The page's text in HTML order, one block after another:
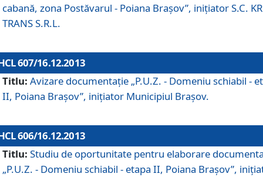
cabană, zona Postăvarul - Poiana Braşov”, iniţiator S.C.
TRANS S.R.L.
607/16.12.2013
Titlu: Avizare documentaţie „P.U.Z. - Domeniu schiabil -
II, Poiana Braşov”, iniţiator Municipiul Braşov.
606/16.12.2013
Titlu: Studiu de oportunitate pentru elaborare
„P.U.Z. - Domeniu schiabil - etapa II, Poiana Braşov”,